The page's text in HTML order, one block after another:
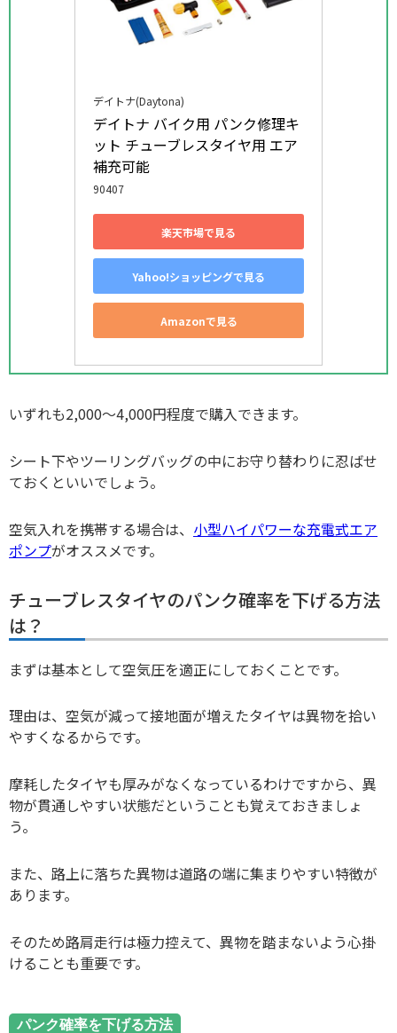
デイトナ(Daytona)
デイトナ バイク用 パンク修理キ
ット チューブレスタイヤ用 エア
補充可能
90407
楽天市場で見る
Yahoo!ショッピングで見る
Amazonで見る
いずれも2,000～4,000円程度で購入できます。
シート下やツーリングバッグの中にお守り替わりに忍ばせ
ておくといいでしょう。
空気入れを携帯する場合は、 小型ハイパワーな充電式エア
ポンプがオススメです。
チューブレスタイヤのパンク確率を下げる方法
は？
まずは基本として空気圧を適正にしておくことです。
理由は、空気が減って接地面が増えたタイヤは異物を拾い
やすくなるからです。
摩耗したタイヤも厚みがなくなっているわけですから、異
物が貫通しやすい状態だということも覚えておきましょ
う。
また、路上に落ちた異物は道路の端に集まりやすい特徴が
あります。
そのため路肩走行は極力控えて、異物を踏まないよう心掛
けることも重要です。
パンク確率を下げる方法